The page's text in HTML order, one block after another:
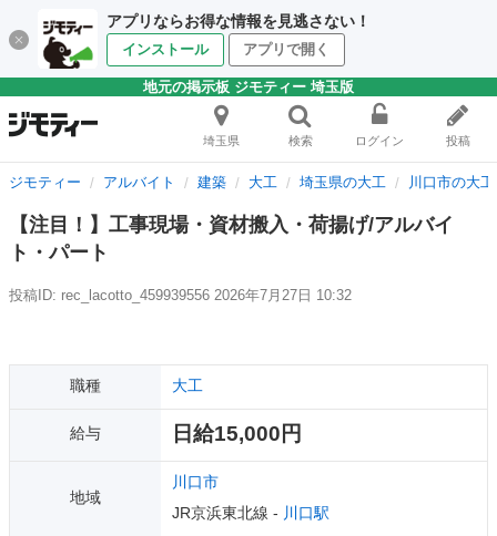
アプリならお得な情報を見逃さない！
インストール アプリで開く
地元の掲示板 ジモティー 埼玉版
埼玉県 検索 ログイン 投稿
ジモティー アルバイト 建築 大工 埼玉県の大工 川口市の大工
【注目！】工事現場・資材搬入・荷揚げ/アルバイ
ト・パート
投稿ID: rec_lacotto_459939556 2026年7月27日 10:32
職種 大工
給与 日給15,000円
地域
川口市
JR京浜東北線 - 川口駅